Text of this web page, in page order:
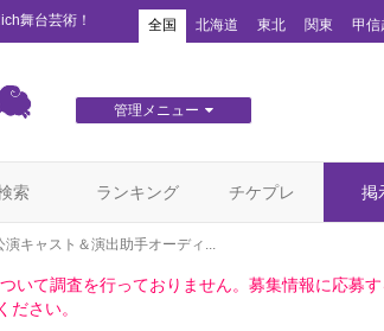
舞台芸術！ 全国 北海道 東北 関東 甲信
管理メニュー
索 ランキング チケプレ 掲
キャスト＆演出助手オーディ...
いて調査を行っておりません。募集情報に応募
ださい。